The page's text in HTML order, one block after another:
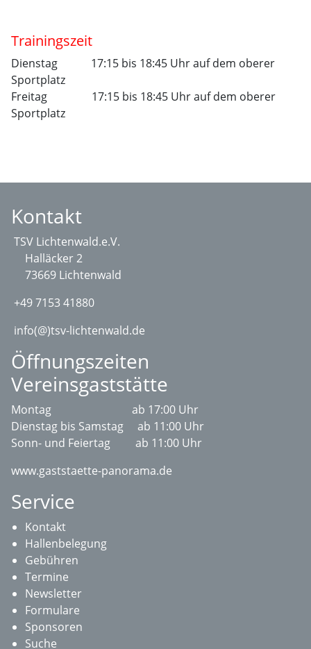
Trainingszeit
Dienstag 17:15 bis 18:45 Uhr auf dem oberer
Sportplatz
Freitag 17:15 bis 18:45 Uhr auf dem oberer
Sportplatz
Kontakt
TSV Lichtenwald.e.V.
Halläcker 2
73669 Lichtenwald
+49 7153 41880
info(@)tsv-lichtenwald.de
Öffnungszeiten
Vereinsgaststätte
Montag ab 17:00 Uhr
Dienstag bis Samstag ab 11:00 Uhr
Sonn- und Feiertag ab 11:00 Uhr
www.gaststaette-panorama.de
Service
Kontakt
Hallenbelegung
Gebühren
Termine
Newsletter
Formulare
Sponsoren
Suche